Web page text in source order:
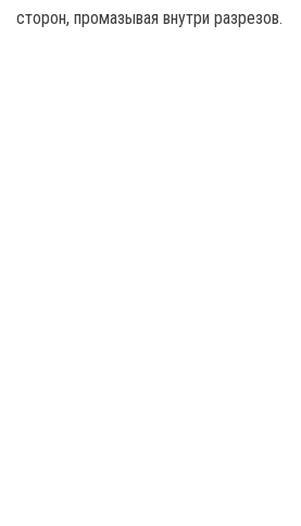
сторон, промазывая внутри разрезов.